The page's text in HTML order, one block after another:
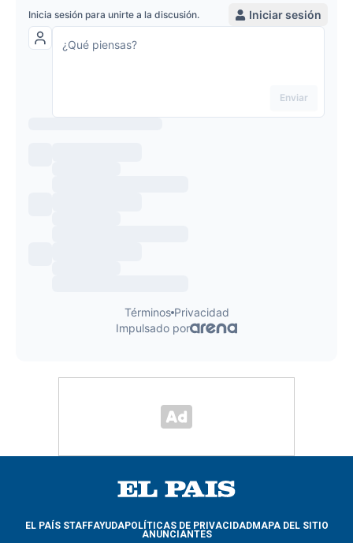
EL PAÍS STAFFAYUDAPOLÍTICAS DE PRIVACIDADMAPA DEL SITIO
ANUNCIANTES